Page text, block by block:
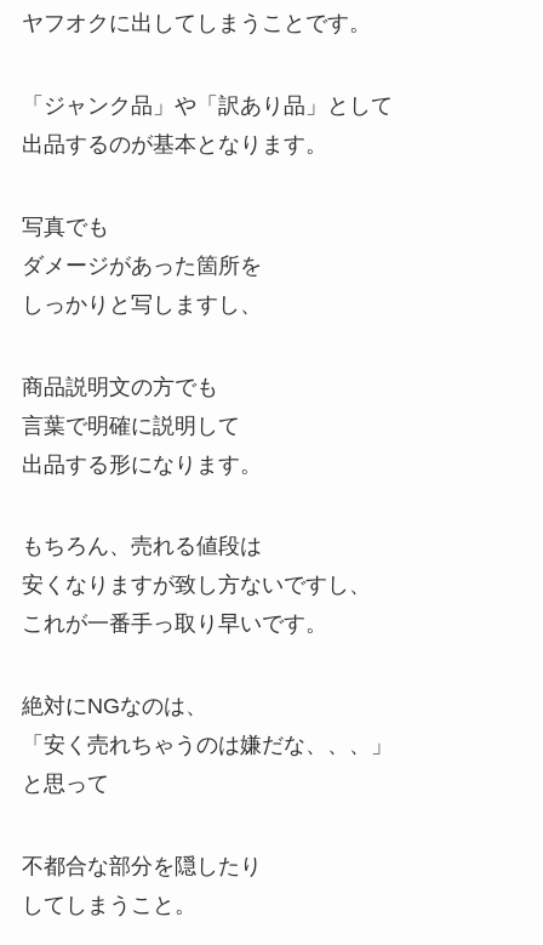
ヤフオクに出してしまうことです。
「ジャンク品」や「訳あり品」として
出品するのが基本となります。
写真でも
ダメージがあった箇所を
しっかりと写しますし、
商品説明文の方でも
言葉で明確に説明して
出品する形になります。
もちろん、売れる値段は
安くなりますが致し方ないですし、
これが一番手っ取り早いです。
絶対にNGなのは、
「安く売れちゃうのは嫌だな、、、」
と思って
不都合な部分を隠したり
してしまうこと。